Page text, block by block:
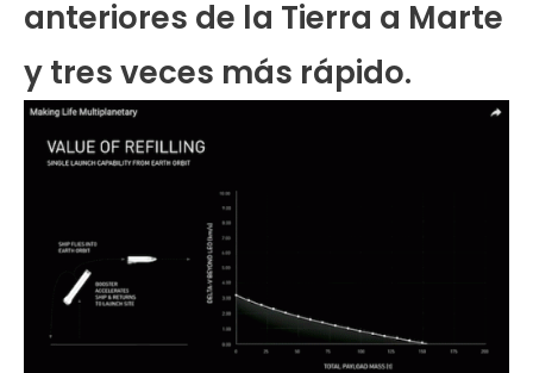
anteriores de la Tierra a Marte
y tres veces más rápido.